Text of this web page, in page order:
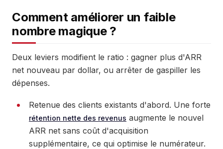
Comment améliorer un faible
nombre magique ?
Deux leviers modifient le ratio : gagner plus d'ARR
net nouveau par dollar, ou arrêter de gaspiller les
dépenses.
Retenue des clients existants d'abord. Une forte
rétention nette des revenus augmente le nouvel
ARR net sans coût d'acquisition
supplémentaire, ce qui optimise le numérateur.